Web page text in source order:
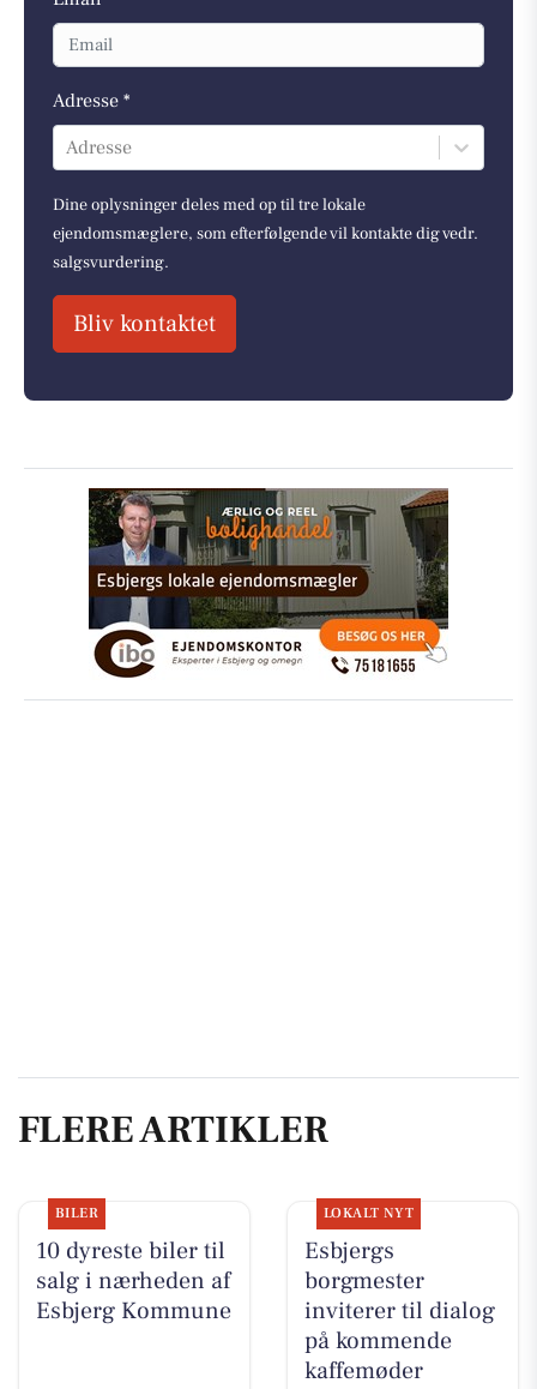
Adresse *
Adresse
Dine oplysninger deles med op til tre lokale
ejendomsmæglere, som efterfølgende vil kontakte dig vedr.
salgsvurdering.
Bliv kontaktet
FLERE ARTIKLER
BILER
10 dyreste biler til
salg i nærheden af
Esbjerg Kommune
LOKALT NYT
Esbjergs
borgmester
inviterer til dialog
på kommende
kaffemøder